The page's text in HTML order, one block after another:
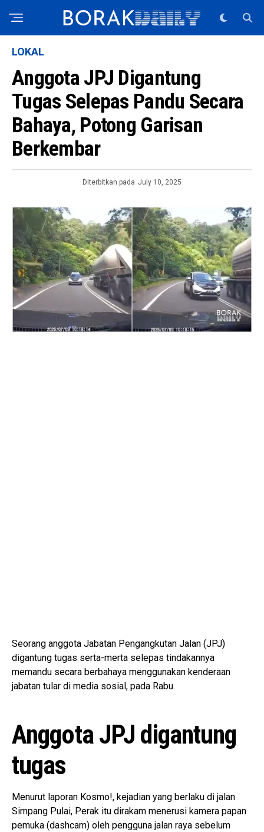
LOKAL
Anggota JPJ Digantung
Tugas Selepas Pandu Secara
Bahaya, Potong Garisan
Berkembar
Diterbitkan pada July 10, 2025
Seorang anggota Jabatan Pengangkutan Jalan (JPJ)
digantung tugas serta-merta selepas tindakannya
memandu secara berbahaya menggunakan kenderaan
jabatan tular di media sosial, pada Rabu.
Anggota JPJ digantung
tugas
Menurut laporan Kosmo!, kejadian yang berlaku di jalan
Simpang Pulai, Perak itu dirakam menerusi kamera papan
pemuka (dashcam) oleh pengguna jalan raya sebelum